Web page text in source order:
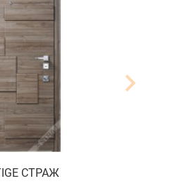
СТРАЖ
navigate_next